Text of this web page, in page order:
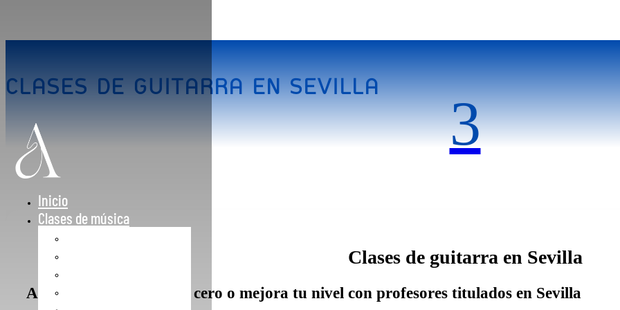
Inicio
Clases de música
CLASES DE GUITARRA EN SEVILLA 3
Clases de guitarra en Sevilla
Aprende guitarra desde cero o mejora tu nivel con profesores titulados en Sevilla